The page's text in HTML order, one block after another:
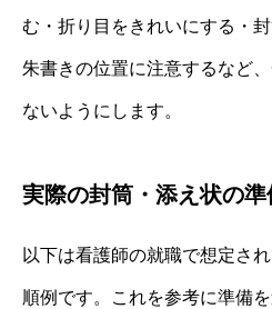
む・折り目をきれいにする・
朱書きの位置に注意するなど
ないようにします。
実際の封筒・添え状の準
以下は看護師の就職で想定さ
順例です。これを参考に準備